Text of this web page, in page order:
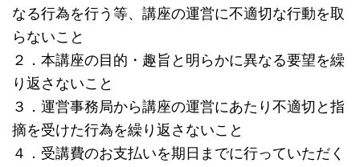
なる行為を行う等、講座の運営に不適切な行動を取
らないこと
２．本講座の目的・趣旨と明らかに異なる要望を繰
り返さないこと
３．運営事務局から講座の運営にあたり不適切と指
摘を受けた行為を繰り返さないこと
４．受講費のお支払いを期日までに行っていただく